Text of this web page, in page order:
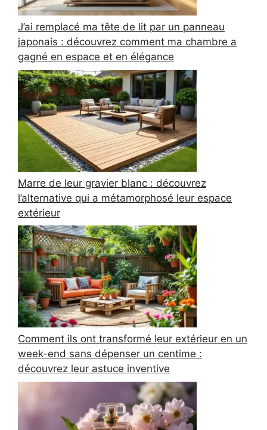
J’ai remplacé ma tête de lit par un panneau
japonais : découvrez comment ma chambre a
gagné en espace et en élégance
Marre de leur gravier blanc : découvrez
l’alternative qui a métamorphosé leur espace
extérieur
Comment ils ont transformé leur extérieur en un
week-end sans dépenser un centime :
découvrez leur astuce inventive